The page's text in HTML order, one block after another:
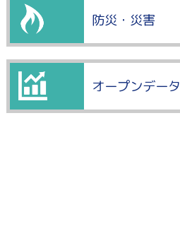
防災・災害
オープンデータ